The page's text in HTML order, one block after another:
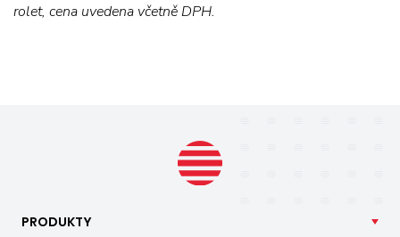
rolet, cena uvedena včetně DPH.
PRODUKTY